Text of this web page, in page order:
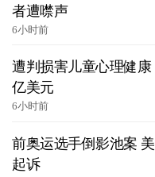
者遭噤声
6小时前
遭判损害儿童心理健康
亿美元
6小时前
前奥运选手倒影池案
起诉